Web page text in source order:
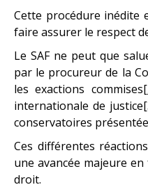
Cette procédure inédite
faire assurer le respect
Le SAF ne peut que
par le procureur de la
les exactions commises
internationale de justice
conservatoires
Ces différentes
une avancée majeure
droit.